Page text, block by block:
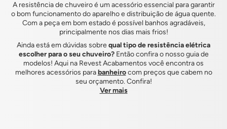
A resistência de chuveiro é um acessório essencial para garantir
o bom funcionamento do aparelho e distribuição de água quente.
Com a peça em bom estado é possível banhos agradáveis,
principalmente nos dias mais frios!
Ainda está em dúvidas sobre qual tipo de resistência elétrica
escolher para o seu chuveiro?Então confira o nosso guia de
modelos! Aqui na Revest Acabamentos você encontra os
melhores acessórios parabanheirocom preços que cabem no
seu orçamento. Confira!
Ver mais